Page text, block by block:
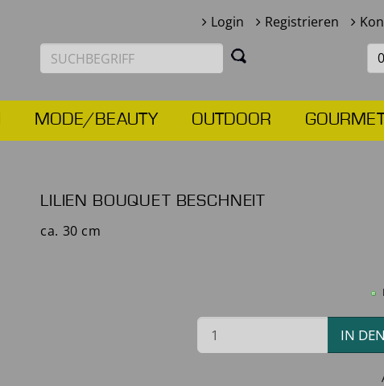
Login Registrieren
MODE/BEAUTY OUTDOOR
LILIEN BOUQUET BESCHNEIT
ca. 30 cm
IN